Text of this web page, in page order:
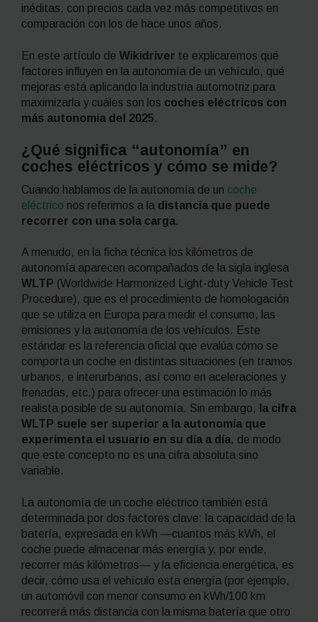
inéditas, con precios cada vez más competitivos en
comparación con los de hace unos años.
En este artículo de Wikidriver te explicaremos qué
factores influyen en la autonomía de un vehículo, qué
mejoras está aplicando la industria automotriz para
maximizarla y cuáles son los coches eléctricos con
más autonomía del 2025.
¿Qué significa “autonomía” en
coches eléctricos y cómo se mide?
Cuando hablamos de la autonomía de un coche
eléctrico nos referimos a la distancia que puede
recorrer con una sola carga.
A menudo, en la ficha técnica los kilómetros de
autonomía aparecen acompañados de la sigla inglesa
WLTP (Worldwide Harmonized Light-duty Vehicle Test
Procedure), que es el procedimiento de homologación
que se utiliza en Europa para medir el consumo, las
emisiones y la autonomía de los vehículos. Este
estándar es la referencia oficial que evalúa cómo se
comporta un coche en distintas situaciones (en tramos
urbanos, e interurbanos, así como en aceleraciones y
frenadas, etc.) para ofrecer una estimación lo más
realista posible de su autonomía. Sin embargo,
la cifra
WLTP suele ser superior a la autonomía que
experimenta el usuario en su día a día, de modo
que este concepto no es una cifra absoluta sino
variable.
La autonomía de un coche eléctrico también está
determinada por dos factores clave: la capacidad de la
batería, expresada en kWh —cuantos más kWh, el
coche puede almacenar más energía y, por ende,
recorrer más kilómetros— y la eficiencia energética, es
decir, cómo usa el vehículo esta energía (por ejemplo,
un automóvil con menor consumo en kWh/100 km
recorrerá más distancia con la misma batería que otro